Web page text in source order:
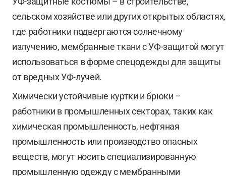
сельском хозяйстве или других открытых областях,
где работники подвергаются солнечному
излучению, мембранные ткани с УФ-защитой могут
использоваться в форме спецодежды для защиты
от вредных УФ-лучей.
Химически устойчивые куртки и брюки –
работники в промышленных секторах, таких как
химическая промышленность, нефтяная
промышленность или производство опасных
веществ, могут носить специализированную
промышленную одежду с мембранными